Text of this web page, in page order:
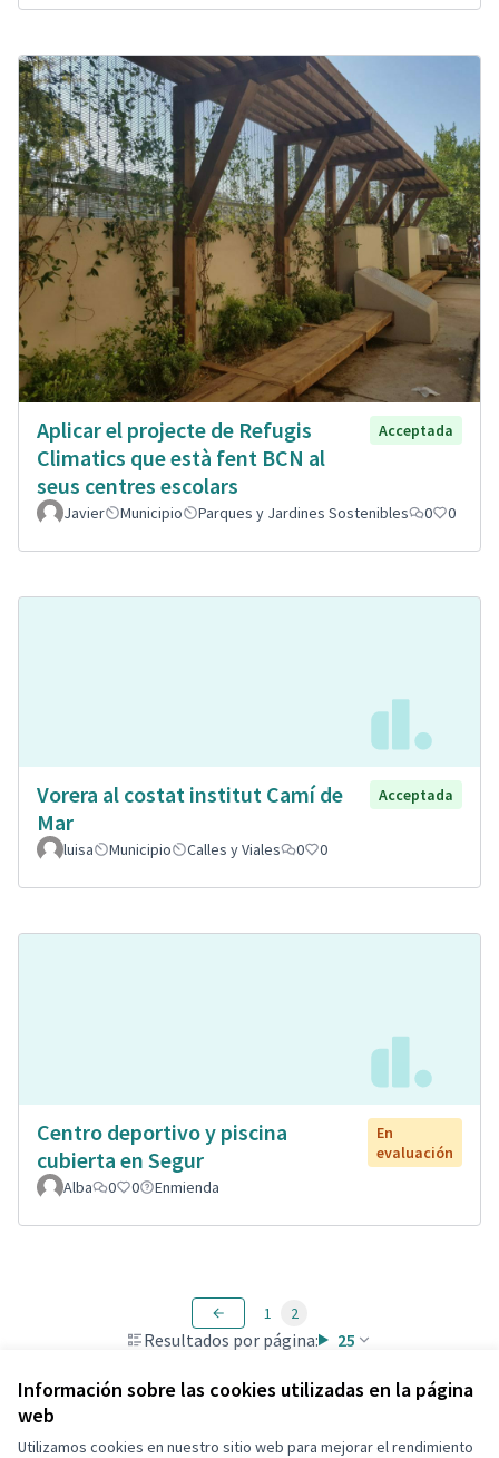
Información sobre las cookies utilizadas en la página
web
Utilizamos cookies en nuestro sitio web para mejorar el rendimiento
Aplicar el projecte de Refugis
Climatics que està fent BCN al
seus centres escolars
Acceptada
Javier Municipio Parques y Jardines Sostenibles 0 0
Vorera al costat institut Camí de
Mar
Acceptada
luisa Municipio Calles y Viales 0 0
Centro deportivo y piscina
cubierta en Segur
En
evaluación
Alba
0 0 Enmienda
Resultados por página: 25
1 2
Términos y condiciones de uso